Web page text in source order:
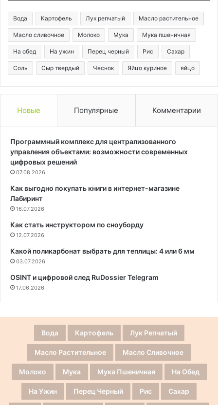
Вода Картофель Лук репчатый Масло растительное
Масло сливочное Молоко Мука Мука пшеничная
На обед На ужин Перец черный Рис Сахар
Соль Сыр твердый Чеснок Яйцо куриное яйцо
Новые Популярные Комментарии
Программный комплекс для централизованного
управления объектами: возможности современных
цифровых решений
07.08.2026
Как выгодно покупать книги в интернет-магазине
Лабиринт
16.07.2026
Как стать инструктором по сноуборду
12.07.2026
Какой поликарбонат выбрать для теплицы: 4 или 6 мм
03.07.2026
OSINT и цифровой след RuDossier Telegram
17.06.2026
Вода Картофель Лук Репчатый
Масло Растительное Масло Сливочное
Молоко Мука Мука Пшеничная На Обед
На Ужин Перец Черный Рис Сахар